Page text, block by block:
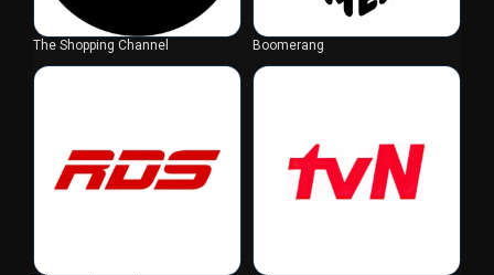
The Shopping Channel Boomerang